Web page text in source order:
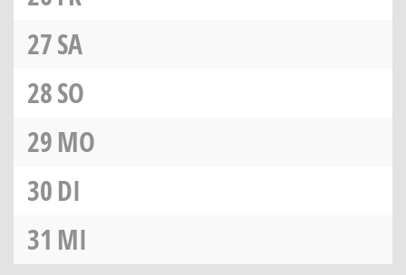
27SA
28SO
29MO
30DI
31 MI